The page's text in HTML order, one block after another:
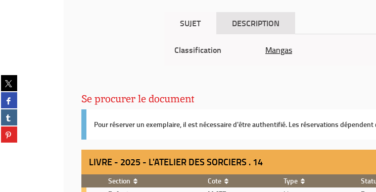
Partager
sur
twitter
(Nouvelle
fenêtre)
Partager
sur
facebook
(Nouvelle
fenêtre)
Partager
sur
tumblr
(Nouvelle
Partager
sur
SUJET DESCRIPTION
Classification Mangas
Se procurer le document
Pour réserver un exemplaire, il est nécessaire d'être authentifié. Les réservations
LIVRE - 2025 - L'ATELIER DES SORCIERS . 14
Section Cote Type